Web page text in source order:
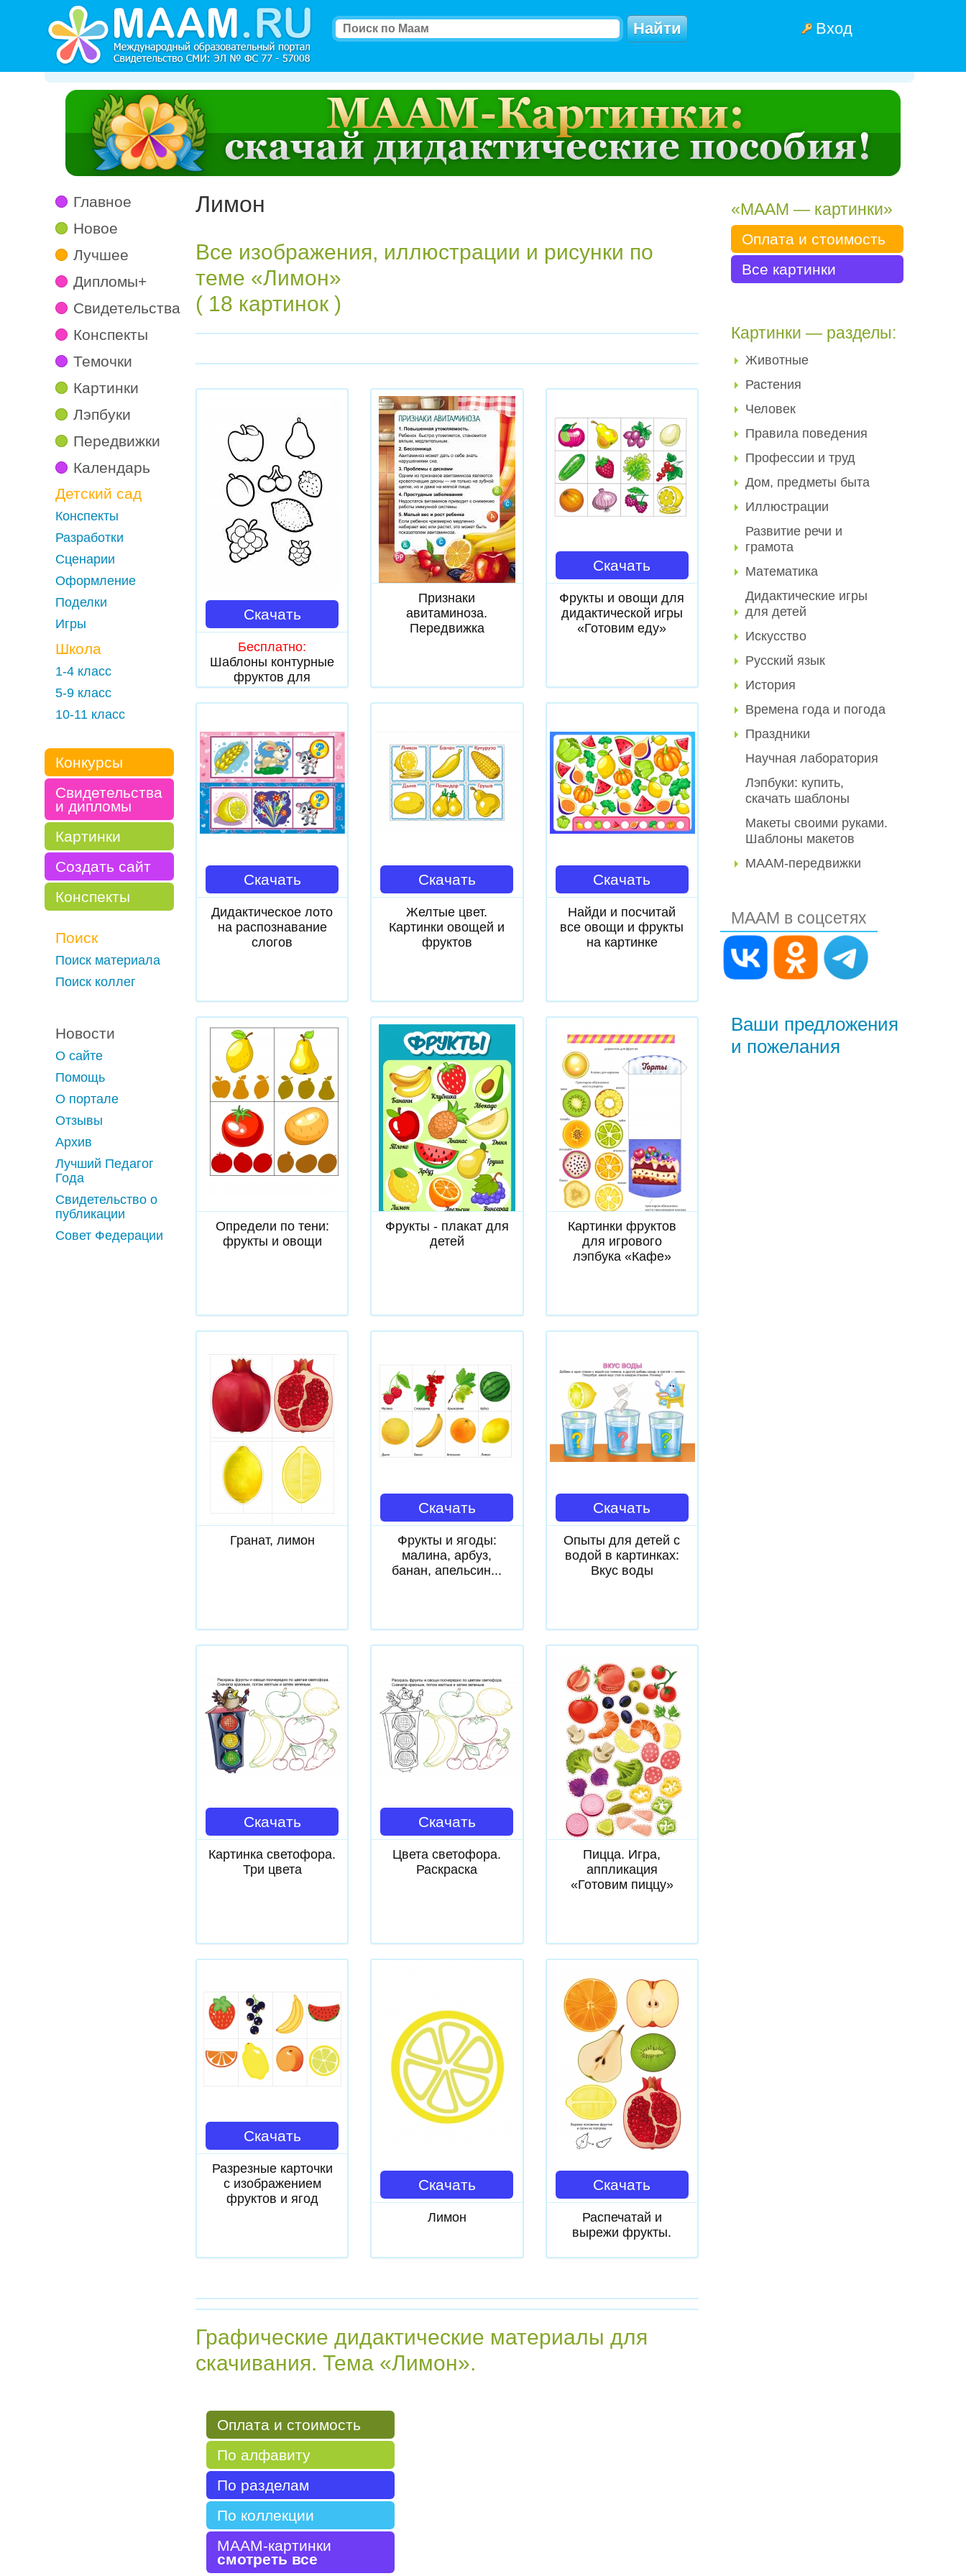
Вход
Главное
Новое
Лучшее
Дипломы+
Свидетельства
Конспекты
Темочки
Картинки
Лэпбуки
Передвижки
Календарь
Детский сад
Конспекты
Разработки
Сценарии
Оформление
Поделки
Игры
Школа
1-4 класс
5-9 класс
10-11 класс
Конкурсы
Свидетельства
и дипломы
Картинки
Создать сайт
Конспекты
Поиск
Поиск материала
Поиск коллег
Новости
О сайте
Помощь
О портале
Отзывы
Архив
Лучший Педагог
Года
Свидетельство о
публикации
Совет Федерации
Лимон
Все изображения, иллюстрации и рисунки по
теме «Лимон»
( 18 картинок )
Скачать
Бесплатно:
Шаблоны контурные
фруктов для
аппликации Компот
Скачать
Признаки
авитаминоза.
Передвижка
Скачать
Фрукты и овощи для
дидактической игры
«Готовим еду»
Скачать
Дидактическое лото
на распознавание
слогов
Скачать
Желтые цвет.
Картинки овощей и
фруктов
Скачать
Найди и посчитай
все овощи и фрукты
на картинке
Определи по тени:
фрукты и овощи
Скачать
Фрукты - плакат для
детей
Скачать
Картинки фруктов
для игрового
лэпбука «Кафе»
Скачать
Гранат, лимон
Скачать
Фрукты и ягоды:
малина, арбуз,
банан, апельсин...
Скачать
Опыты для детей с
водой в картинках:
Вкус воды
Скачать
Картинка светофора.
Три цвета
Скачать
Цвета светофора.
Раскраска
Скачать
Пицца. Игра,
аппликация
«Готовим пиццу»
Скачать
Разрезные карточки
с изображением
фруктов и ягод
Скачать
Лимон
Скачать
Распечатай и
вырежи фрукты.
Графические дидактические материалы для
скачивания. Тема «Лимон».
Оплата и стоимость
По алфавиту
По разделам
По коллекции
МААМ-картинки
смотреть все
«МААМ — картинки»
Оплата и стоимость
Все картинки
Картинки — разделы:
Животные
Растения
Человек
Правила поведения
Профессии и труд
Дом, предметы быта
Иллюстрации
Развитие речи и
грамота
Математика
Дидактические игры
для детей
Искусство
Русский язык
История
Времена года и погода
Праздники
Научная лаборатория
Лэпбуки: купить,
скачать шаблоны
Макеты своими руками.
Шаблоны макетов
МААМ-передвижки
МААМ в соцсетях
Ваши предложения
и пожелания